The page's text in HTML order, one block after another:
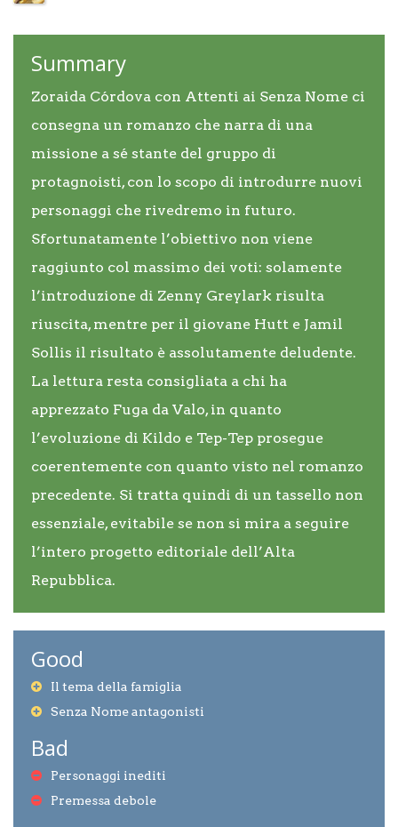
Summary
Zoraida Córdova con Attenti ai Senza Nome ci
consegna un romanzo che narra di una
missione a sé stante del gruppo di
protagnoisti, con lo scopo di introdurre nuovi
personaggi che rivedremo in futuro.
Sfortunatamente l’obiettivo non viene
raggiunto col massimo dei voti: solamente
l’introduzione di Zenny Greylark risulta
riuscita, mentre per il giovane Hutt e Jamil
Sollis il risultato è assolutamente deludente.
La lettura resta consigliata a chi ha
apprezzato Fuga da Valo, in quanto
l’evoluzione di Kildo e Tep-Tep prosegue
coerentemente con quanto visto nel romanzo
precedente. Si tratta quindi di un tassello non
essenziale, evitabile se non si mira a seguire
l’intero progetto editoriale dell’Alta
Repubblica.
Good
Il tema della famiglia
Senza Nome antagonisti
Bad
Personaggi inediti
Premessa debole